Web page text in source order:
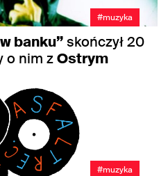
#muzyka
banku”skończył 20
o nim zOstrym
#muzyka